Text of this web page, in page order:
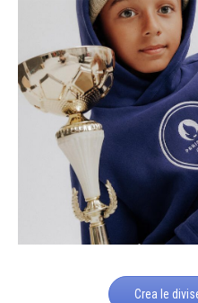
Crea le